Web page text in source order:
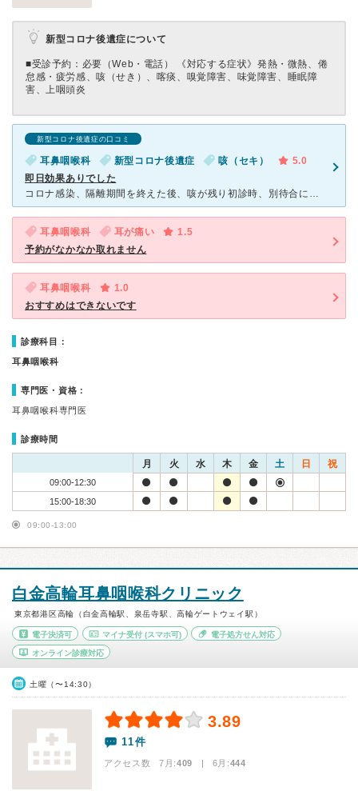
新型コロナ後遺症について
■受診予約：必要（Web・電話） 《対応する症状》発熱・微熱、倦
怠感・疲労感、咳（せき）、喀痰、嗅覚障害、味覚障害、睡眠障
害、上咽頭炎
新型コロナ後遺症の口コミ
耳鼻咽喉科 新型コロナ後遺症 咳（セキ）
5.0
即日効果ありでした
コロナ感染、隔離期間を終えた後、咳が残り初診時、別待合に誘導されそうになりましたが、事情細かく受付の方に言ったら、普通待合室で、予約優先とはいえ、待ち時間は気にならない程度で、EAT治療を受診したい旨
耳鼻咽喉科 耳が痛い
1.5
予約がなかなか取れません
耳鼻咽喉科
1.0
おすすめはできないです
診療科目：
耳鼻咽喉科
専門医・資格：
耳鼻咽喉科専門医
診療時間
月 火 水 木 金 土 日 祝
09:00-12:30
15:00-18:30
09:00-13:00
白金高輪耳鼻咽喉科クリニック
東京都港区高輪（白金高輪駅、泉岳寺駅、高輪ゲートウェイ駅）
電子決済可 マイナ受付(スマホ可) 電子処方せん対応
オンライン診療対応
土曜（〜14:30）
3.89
11件
アクセス数 7月:409 | 6月:444